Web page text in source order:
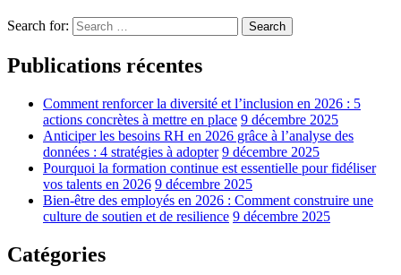
Search for: Search
Publications récentes
Comment renforcer la diversité et l’inclusion en 2026 : 5
actions concrètes à mettre en place 9 décembre 2025
Anticiper les besoins RH en 2026 grâce à l’analyse des
données : 4 stratégies à adopter 9 décembre 2025
Pourquoi la formation continue est essentielle pour fidéliser
vos talents en 2026 9 décembre 2025
Bien-être des employés en 2026 : Comment construire une
culture de soutien et de resilience 9 décembre 2025
Catégories